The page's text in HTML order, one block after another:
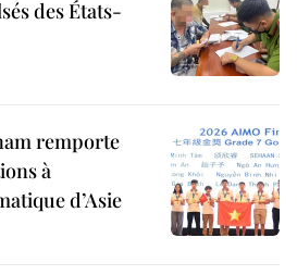
des États-
remporte
à
d’Asie